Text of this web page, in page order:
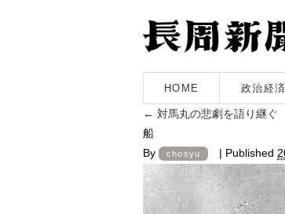
HOME 政治経済
← 対馬丸の悲劇を語り継
船
By
chosyu | Published